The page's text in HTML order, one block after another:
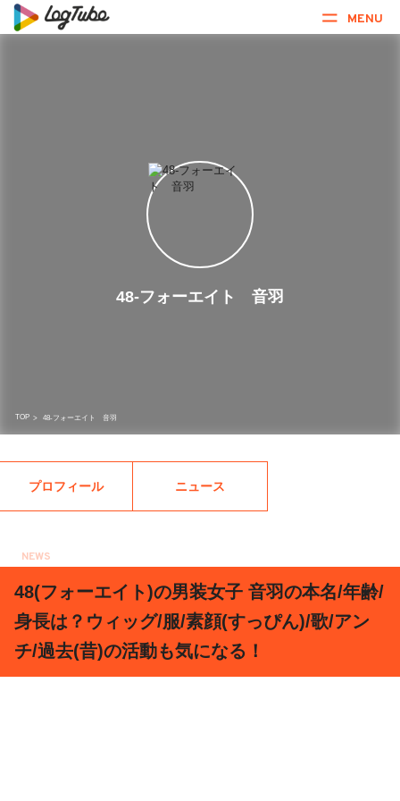
MENU
48-フォーエイト 音羽
TOP > 48-フォーエイト 音羽
プロフィール ニュース
NEWS
48(フォーエイト)の男装女子 音羽の本名/年齢/
身長は？ウィッグ/服/素顔(すっぴん)/歌/アン
チ/過去(昔)の活動も気になる！